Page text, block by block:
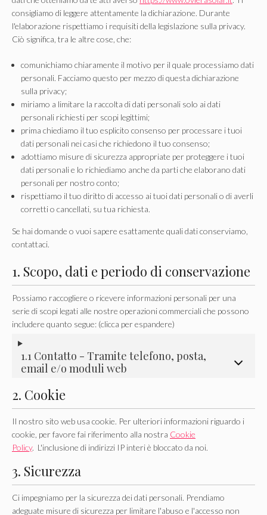
consigliamo di leggere attentamente la dichiarazione. Durante
l'elaborazione rispettiamo i requisiti della legislazione sulla privacy.
Ciò significa, tra le altre cose, che:
comunichiamo chiaramente il motivo per il quale processiamo dati
personali. Facciamo questo per mezzo di questa dichiarazione
sulla privacy;
miriamo a limitare la raccolta di dati personali solo ai dati
personali richiesti per scopi legittimi;
prima chiediamo il tuo esplicito consenso per processare i tuoi
dati personali nei casi che richiedono il tuo consenso;
adottiamo misure di sicurezza appropriate per proteggere i tuoi
dati personali e lo richiediamo anche da parti che elaborano dati
personali per nostro conto;
rispettiamo il tuo diritto di accesso ai tuoi dati personali o di averli
corretti o cancellati, su tua richiesta.
Se hai domande o vuoi sapere esattamente quali dati conserviamo,
contattaci.
1. Scopo, dati e periodo di conservazione
Possiamo raccogliere o ricevere informazioni personali per una
serie di scopi legati alle nostre operazioni commerciali che possono
includere quanto segue: (clicca per espandere)
1.1 Contatto - Tramite telefono, posta,
email e/o moduli web
2. Cookie
Il nostro sito web usa cookie. Per ulteriori informazioni riguardo i
cookie, per favore fai riferimento alla nostra Cookie
Policy. L'inclusione di indirizzi IP interi è bloccato da noi.
3. Sicurezza
Ci impegniamo per la sicurezza dei dati personali. Prendiamo
adeguate misure di sicurezza per limitare l'abuso e l'accesso non